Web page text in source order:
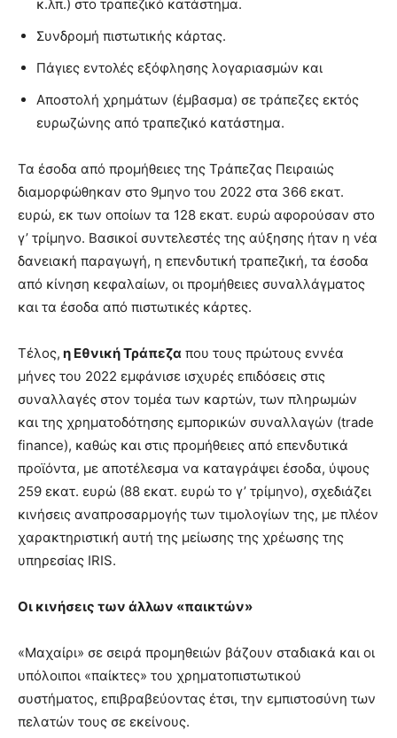
κ.λπ.) στο τραπεζικό κατάστημα.
Συνδρομή πιστωτικής κάρτας.
Πάγιες εντολές εξόφλησης λογαριασμών και
Αποστολή χρημάτων (έμβασμα) σε τράπεζες εκτός
ευρωζώνης από τραπεζικό κατάστημα.
Τα έσοδα από προμήθειες της Τράπεζας Πειραιώς
διαμορφώθηκαν στο 9μηνο του 2022 στα 366 εκατ.
ευρώ, εκ των οποίων τα 128 εκατ. ευρώ αφορούσαν στο
γ’ τρίμηνο. Βασικοί συντελεστές της αύξησης ήταν η νέα
δανειακή παραγωγή, η επενδυτική τραπεζική, τα έσοδα
από κίνηση κεφαλαίων, οι προμήθειες συναλλάγματος
και τα έσοδα από πιστωτικές κάρτες.
Τέλος, η Εθνική Τράπεζα που τους πρώτους εννέα
μήνες του 2022 εμφάνισε ισχυρές επιδόσεις στις
συναλλαγές στον τομέα των καρτών, των πληρωμών
και της χρηματοδότησης εμπορικών συναλλαγών (trade
finance), καθώς και στις προμήθειες από επενδυτικά
προϊόντα, με αποτέλεσμα να καταγράψει έσοδα, ύψους
259 εκατ. ευρώ (88 εκατ. ευρώ το γ’ τρίμηνο), σχεδιάζει
κινήσεις αναπροσαρμογής των τιμολογίων της, με πλέον
χαρακτηριστική αυτή της μείωσης της χρέωσης της
υπηρεσίας IRIS.
Οι κινήσεις των άλλων «παικτών»
«Μαχαίρι» σε σειρά προμηθειών βάζουν σταδιακά και οι
υπόλοιποι «παίκτες» του χρηματοπιστωτικού
συστήματος, επιβραβεύοντας έτσι, την εμπιστοσύνη των
πελατών τους σε εκείνους.